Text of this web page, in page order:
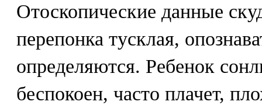
Отоскопические данные
перепонка тусклая,
определяются. Ребенок
беспокоен, часто плачет,